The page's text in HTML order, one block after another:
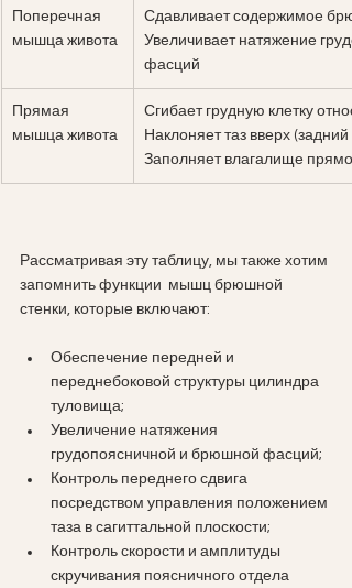
Поперечная
мышца живота
Сдавливает содержимое
Увеличивает натяжение
фасций
Прямая
мышца живота
Сгибает грудную клетку
Наклоняет таз вверх (задний
Заполняет влагалище
Рассматривая эту таблицу, мы также хотим
запомнить функции  мышц брюшной
стенки, которые включают:
Обеспечение передней и
переднебоковой структуры цилиндра
туловища;
Увеличение натяжения
грудопоясничной и брюшной фасций;
Контроль переднего сдвига
посредством управления положением
таза в сагиттальной плоскости;
Контроль скорости и амплитуды
скручивания поясничного отдела